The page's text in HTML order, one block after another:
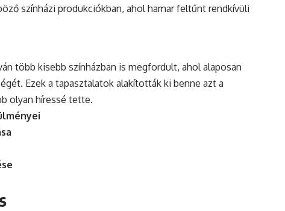
színházi produkciókban, ahol hamar feltűnt rendkívüli
több kisebb színházban is megfordult, ahol alaposan
Ezek a tapasztalatok alakították ki benne azt a
olyan híressé tette.